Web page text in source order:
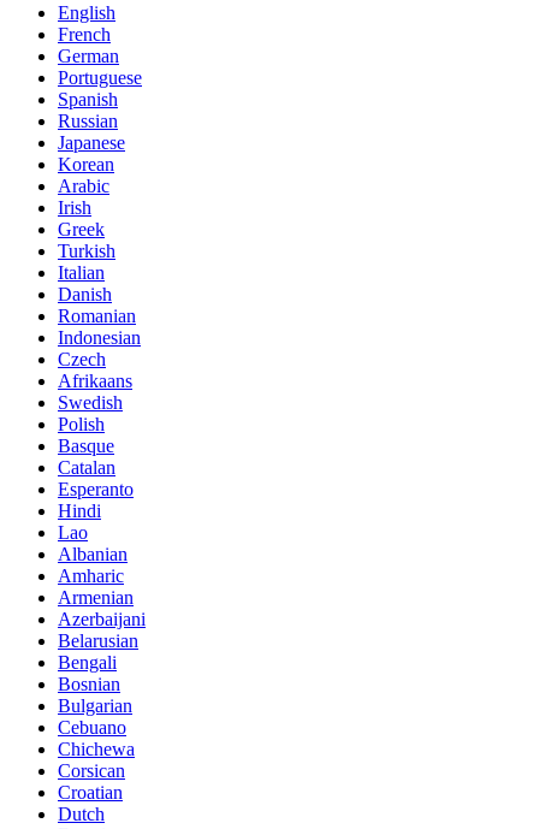
English
French
German
Portuguese
Spanish
Russian
Japanese
Korean
Arabic
Irish
Greek
Turkish
Italian
Danish
Romanian
Indonesian
Czech
Afrikaans
Swedish
Polish
Basque
Catalan
Esperanto
Hindi
Lao
Albanian
Amharic
Armenian
Azerbaijani
Belarusian
Bengali
Bosnian
Bulgarian
Cebuano
Chichewa
Corsican
Croatian
Dutch